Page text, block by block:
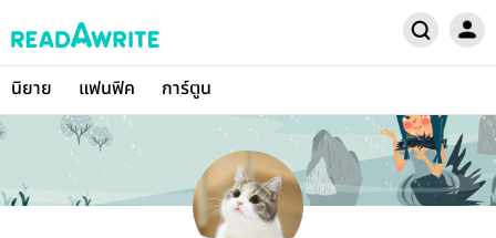
นิยาย แฟนฟิค การ์ตูน